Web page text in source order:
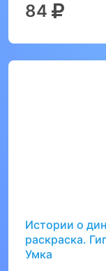
84
Истории о
раскраска.
Умка